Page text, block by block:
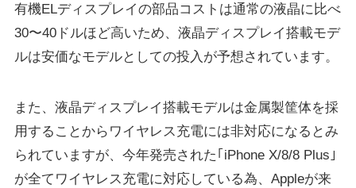
有機ELディスプレイの部品コストは通常の液晶に比べ
30〜40ドルほど高いため、液晶ディスプレイ搭載モデ
ルは安価なモデルとしての投入が予想されています。
また、液晶ディスプレイ搭載モデルは金属製筐体を採
用することからワイヤレス充電には非対応になるとみ
られていますが、今年発売された｢iPhone X/8/8 Plus｣
が全てワイヤレス充電に対応している為、Appleが来